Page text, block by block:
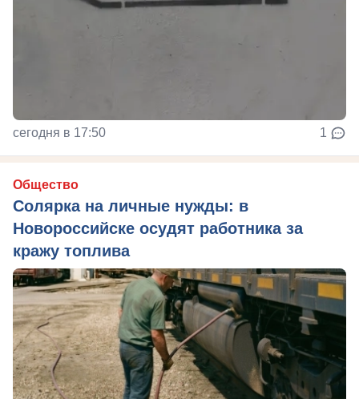
сегодня в 17:50 1
Общество
Солярка на личные нужды: в
Новороссийске осудят работника за
кражу топлива